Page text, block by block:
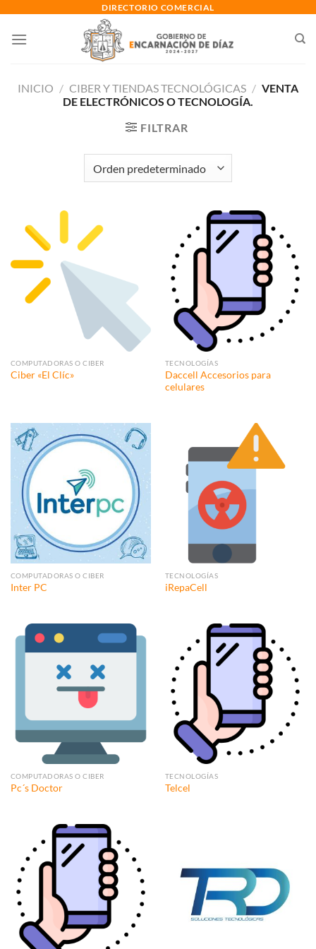
contenido
DIRECTORIO COMERCIAL
INICIO / CIBER Y TIENDAS TECNOLÓGICAS / VENTA
DE ELECTRÓNICOS O TECNOLOGÍA.
FILTRAR
COMPUTADORAS O CIBER
Ciber «El Clíc»
TECNOLOGÍAS
Daccell Accesorios para
celulares
COMPUTADORAS O CIBER
Inter PC
TECNOLOGÍAS
iRepaCell
COMPUTADORAS O CIBER
Pc´s Doctor
TECNOLOGÍAS
Telcel